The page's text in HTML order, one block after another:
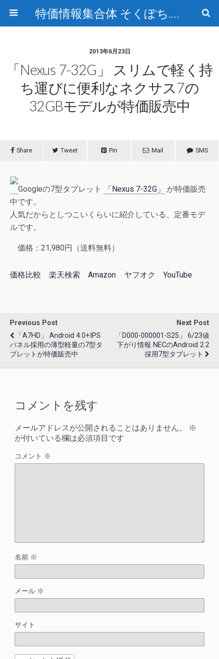
特価情報集合体 そくぽち.com
2013年6月23日
「Nexus 7-32G」 スリムで軽く持
ち運びに便利なネクサス7の
32GBモデルが特価販売中
Share Tweet Pin Mail SMS
Googleの7型タブレット 「Nexus 7-32G」
が特価販売
中です。
人気だからとしつこいくらいに紹介している、定番モデ
ルです。
価格：21,980円（送料無料）
価格比較 楽天検索 Amazon ヤフオク YouTube
Previous Post
「A7HD」 Android 4.0+IPS
パネル採用の薄型軽量の7型タ
ブレットが特価販売中
Next Post
「D000-000001-S25」 6/23値
下がり情報 NECのAndroid 2.2
採用7型タブレット
コメントを残す
メールアドレスが公開されることはありません。
※
が付いている欄は必須項目です
コメント ※
名前 ※
メール ※
サイト